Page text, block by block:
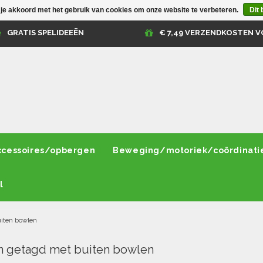
GRATIS SPELIDEEËN € 7,49 VERZENDKOSTEN
opbergen Beweging/motoriek/
bowlen
getagd met buiten bowlen
akkoord met het gebruik van cookies om onze website te verbeteren. Dit